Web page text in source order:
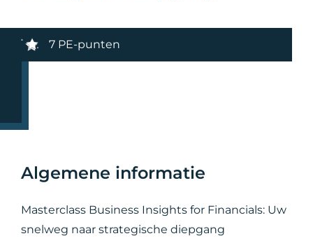
7 PE-punten
Algemene informatie
Masterclass Business Insights for Financials: Uw
snelweg naar strategische diepgang